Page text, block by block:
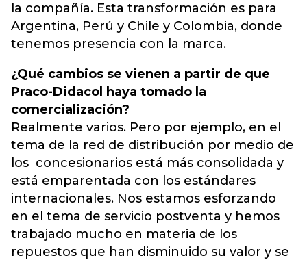
la compañía. Esta transformación es para
Argentina, Perú y Chile y Colombia, donde
tenemos presencia con la marca.
¿Qué cambios se vienen a partir de que
Praco-Didacol haya tomado la
comercialización?
Realmente varios. Pero por ejemplo, en el
tema de la red de distribución por medio de
los concesionarios está más consolidada y
está emparentada con los estándares
internacionales. Nos estamos esforzando
en el tema de servicio postventa y hemos
trabajado mucho en materia de los
repuestos que han disminuido su valor y se